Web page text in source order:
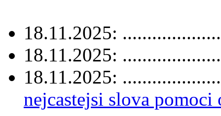
18.11.2025:
18.11.2025:
18.11.2025:
nejcastejsi slova pomoci